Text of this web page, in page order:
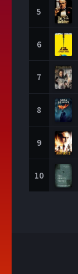
5
6
7
8
9
10